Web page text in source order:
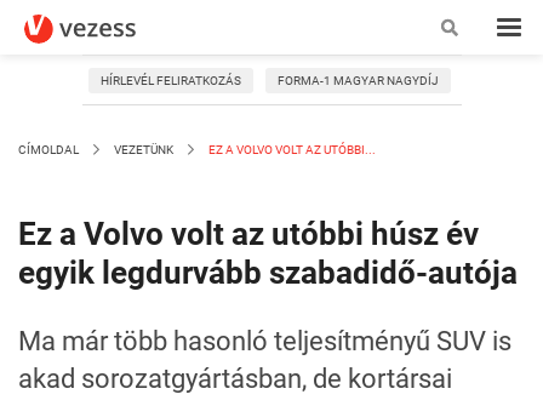
HÍRLEVÉL FELIRATKOZÁS FORMA-1 MAGYAR NAGYDÍJ
CÍMOLDAL VEZETÜNK EZ A VOLVO VOLT AZ UTÓBBI...
Ez a Volvo volt az utóbbi húsz év
egyik legdurvább szabadidő-autója
Ma már több hasonló teljesítményű SUV is
akad sorozatgyártásban, de kortársai